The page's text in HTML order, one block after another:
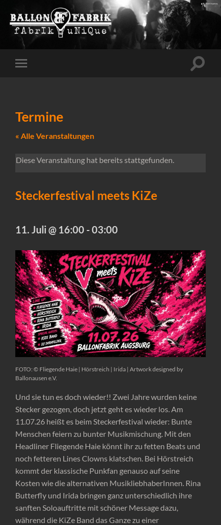
Mobile-
Termine
« Alle Veranstaltungen
Diese Veranstaltung hat bereits stattgefunden.
Steckerfestival meets KiZe
11. Juli @ 16:00 -03:00
FOTO: © Fliegende Haie | Hörstreich | Irida | Artwork designed by
Ballonausen e.V.
Und sie tun es doch wieder!! Zwei Jahre wurden keine
Stecker gezogen, doch jetzt geht es wieder los. Am
11.07.26 heißt es beim Steckerfestival wieder: Bunte
Menschen feiern zu bunter Musikmischung. Mit den
Headliner Fliegende Haie könnt ihr zu fetten Beats und
noch fetteren Lines Clowns klatschen. Bei Hörstreich
kommt der klassische Punkfan genauso auf seine
Kosten wie die alternativen MusikliebhaberInnen. Rina
Butterfly und Irida bringen ganz unterschiedlich ihre
sanften Soloauftritte mit schöner Message dazu,
während die KiZe Band das Ganze zu einer